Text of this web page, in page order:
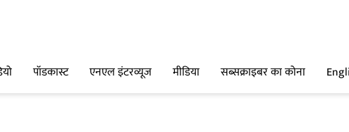
पॉडकास्ट एनएल इंटरव्यूज मीडिया सब्सक्राइबर का कोना